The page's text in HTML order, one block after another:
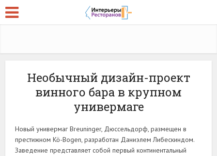
Необычный дизайн-проект
винного бара в крупном
универмаге
Новый универмаг Breuninger, Дюссельдорф, размещен в
престижном Kö-Bogen, разработан Даниэлем Либескиндом.
Заведение представляет собой первый континентальный